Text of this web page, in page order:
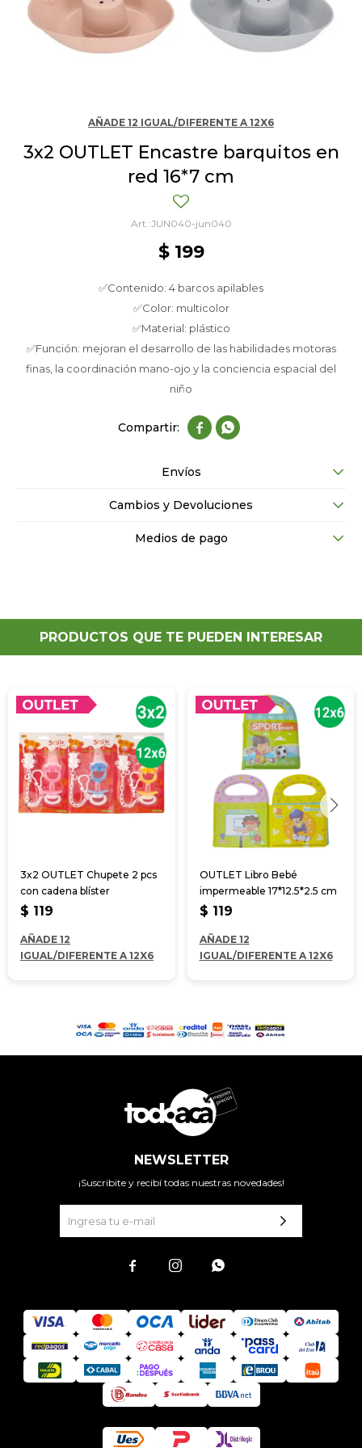
AÑADE 12 IGUAL/DIFERENTE A 12X6
3x2 OUTLET Encastre barquitos en
red 16*7 cm
JUN040-jun040
$ 199
✅Contenido: 4 barcos apilables
✅Color: multicolor
✅Material: plástico
✅Función: mejoran el desarrollo de las habilidades motoras
finas, la coordinación mano-ojo y la conciencia espacial del
niño
 
Envíos
Cambios y Devoluciones
Medios de pago
PRODUCTOS QUE TE PUEDEN INTERESAR
3x2 OUTLET Chupete 2 pcs
con cadena blíster
$ 119
AÑADE 12
IGUAL/DIFERENTE A 12X6
OUTLET Libro Bebé
impermeable 17*12.5*2.5 cm
$ 119
AÑADE 12
IGUAL/DIFERENTE A 12X6
NEWSLETTER
¡Suscribite y recibí todas nuestras novedades!
  